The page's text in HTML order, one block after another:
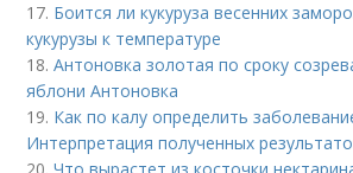
17. Боится ли кукуруза весенних
кукурузы к температуре
18.Антоновка золотая по сроку
яблони Антоновка
19. Как по калу определить
Интерпретация полученных